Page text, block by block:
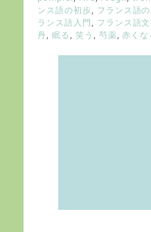
o
r
i
ンス語の初歩, フランス語
ランス語入門, フランス語
丹, 眠る, 笑う , 芍薬,赤くな